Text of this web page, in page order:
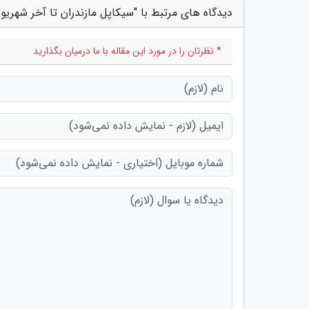
دیدگاه های مرتبط با "سیکاپل مازندران تا آخر
* نظرتان را در مورد این مقاله با ما درمیان بگذارید